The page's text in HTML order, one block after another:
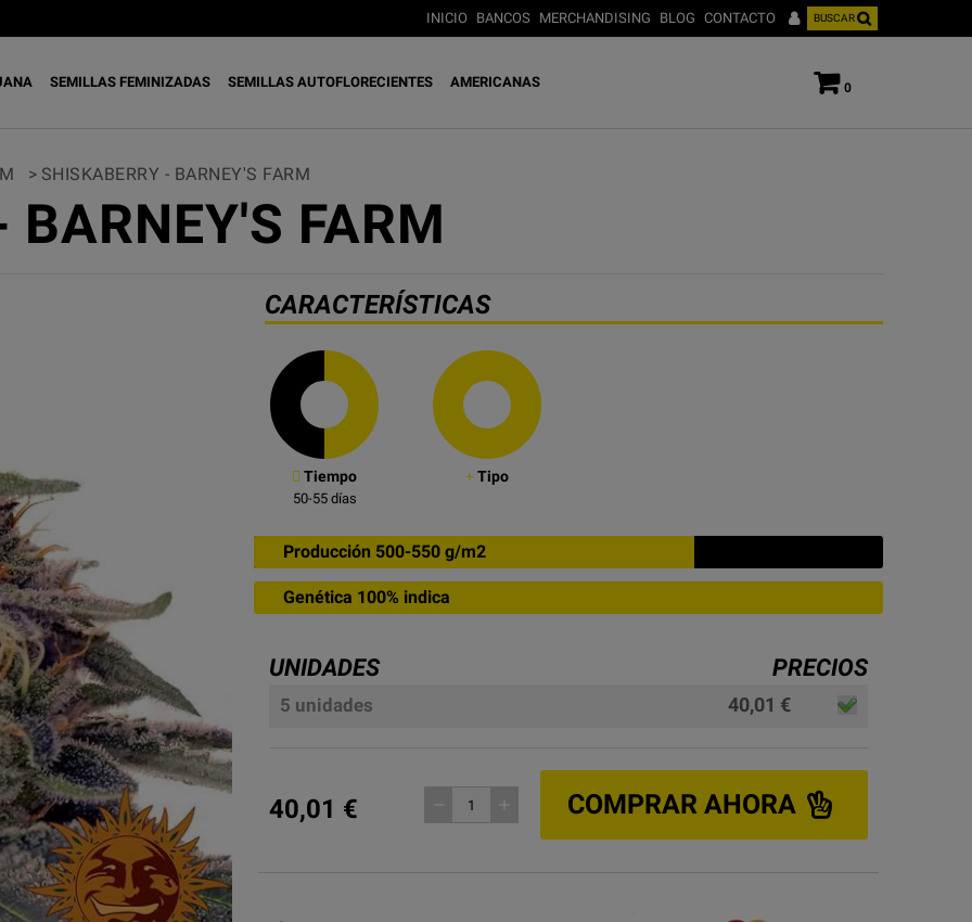
INICIO BANCOS MERCHANDISING BLOG CONTACTO BUSCAR
SEMILLAS FEMINIZADAS SEMILLAS AUTOFLORECIENTES AMERICANAS 0
> SHISKABERRY - BARNEY'S FARM
FARM
CARACTERÍSTICAS
Tiempo
50-55días
Tipo
Producción 500-550 g/m2
Genética 100% indica
UNIDADES PRECIOS
5 unidades 40,01 €
40,01 € add COMPRAR AHORA